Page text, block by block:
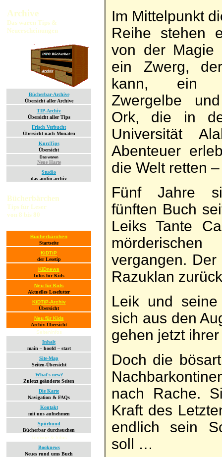
Archive
Das waren Tips &
Neuerscheinungen
Bücherbar-Archive
Übersicht aller Archive
TIP-Archiv
Übersicht aller Tips
Frisch Verbucht
Übersicht nach Monaten
KurzTips
Übersicht
Das waren
Neue Harte
Studio
das audio-archiv
Bücherbärchen
Tips für Leser
von 8 bis 80
Bücherbärchen
Startseite
KiDTiP
der Lesetip
KiDnews
Infos für Kids
Neu für Kids
Aktuelles Lesefutter
KiDTiP-Archiv
Übersicht
Neu für Kids
Archiv-Übersicht
Seiteninfos
Inhalt
main – hoofd – start
Site-Map
Seiten-Übersicht
What's new?
Zuletzt geänderte Seiten
Die Karte
Navigation & FAQs
Kontakt
mit uns aufnehmen
Spürhund
Bücherbar durchsuchen
Termine & Infos
Booknews
Neues rund ums Buch
Im Mittelpunkt
Reihe stehen
von der Magie
ein Zwerg,
kann, ein
Zwergelbe
Ork, die in
Universität
Abenteuer
die Welt retten
Fünf Jahre
fünften Buch
Leiks Tante
mörde­rischen
vergangen.
Razuklan
Leik und
sich aus den
gehen jetzt
Doch die
nach Rache.
Kraft des
endlich sein
soll …